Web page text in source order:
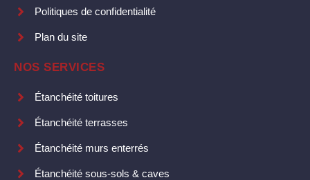
Politiques de confidentialité
Plan du site
NOS SERVICES
Étanchéité toitures
Étanchéité terrasses
Étanchéité murs enterrés
Étanchéité sous-sols & caves